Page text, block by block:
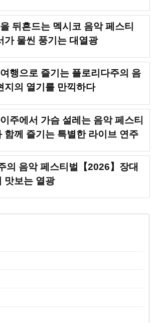
뒤흔드는 멕시코 음악 페스티
가 물씬 풍기는 대열광
행으로 즐기는 플로리다주의 음
지의 열기를 만끽하다
주에서 가슴 설레는 음악 페스티
함께 즐기는 특별한 라이브 연주
의 음악 페스티벌【2026】장대
맛보는 열광